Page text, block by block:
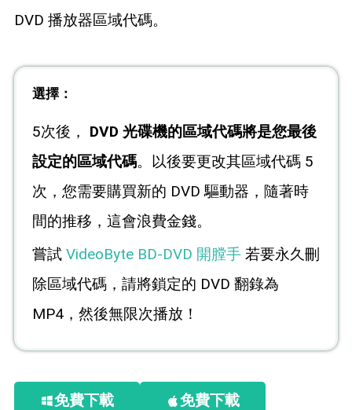
DVD 播放器區域代碼。
選擇：
5次後，
DVD 光碟機的區域代碼將是您最後
設定的區域代碼。以後要更改其區域代碼 5
次，您需要購買新的 DVD 驅動器，隨著時
間的推移，這會浪費金錢。
嘗試 VideoByte BD-DVD 開膛手若要永久刪
除區域代碼，請將鎖定的 DVD 翻錄為
MP4，然後無限次播放！
免費下載 免費下載